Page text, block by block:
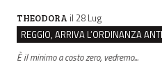
THEODORA il 28 Lug
È il minimo a costo zero, vedremo...